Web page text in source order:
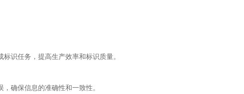
识任务，提高生产效率和标识质量。
确保信息的准确性和一致性。